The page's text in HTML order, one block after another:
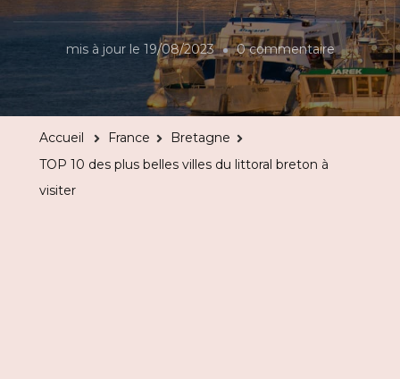
mis à jour le 19/08/2023 0 commentairesur
TOP
10
Accueil France
Bretagne
TOP 10 des plus belles villes du littoral breton à
visiter